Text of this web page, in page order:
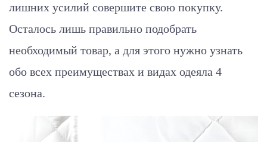
лишних усилий совершите свою покупку.
Осталось лишь правильно подобрать
необходимый товар, а для этого нужно узнать
обо всех преимуществах и видах одеяла 4
сезона.